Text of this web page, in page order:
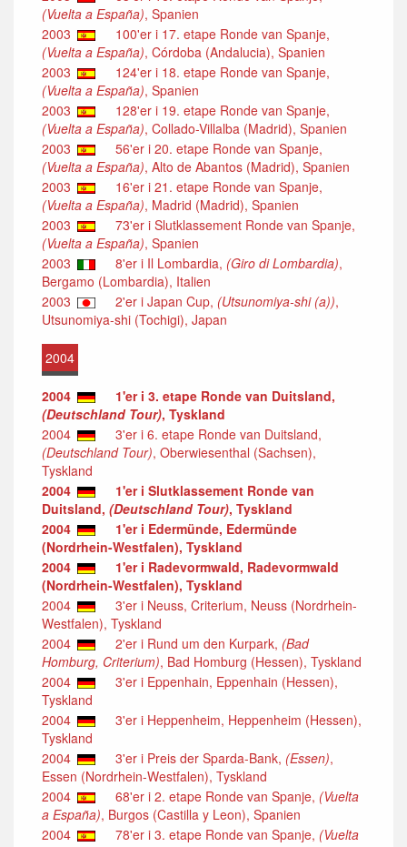
(Vuelta a España), Spanien
2003
100'er i 17. etape Ronde van Spanje,
(Vuelta a España), Córdoba (Andalucia), Spanien
2003
124'er i 18. etape Ronde van Spanje,
(Vuelta a España), Spanien
2003
128'er i 19. etape Ronde van Spanje,
(Vuelta a España), Collado-Villalba (Madrid), Spanien
2003
56'er i 20. etape Ronde van Spanje,
(Vuelta a España), Alto de Abantos (Madrid), Spanien
2003
16'er i 21. etape Ronde van Spanje,
(Vuelta a España), Madrid (Madrid), Spanien
2003
73'er i Slutklassement Ronde van Spanje,
(Vuelta a España), Spanien
2003
8'er i Il Lombardia, (Giro di Lombardia),
Bergamo (Lombardia), Italien
2003
2'er i Japan Cup, (Utsunomiya-shi (a)),
Utsunomiya-shi (Tochigi), Japan
2004
2004
1'er i 3. etape Ronde van Duitsland,
(Deutschland Tour), Tyskland
2004
3'er i 6. etape Ronde van Duitsland,
(Deutschland Tour), Oberwiesenthal (Sachsen),
Tyskland
2004
1'er i Slutklassement Ronde van
Duitsland, (Deutschland Tour), Tyskland
2004
1'er i Edermünde, Edermünde
(Nordrhein-Westfalen), Tyskland
2004
1'er i Radevormwald, Radevormwald
(Nordrhein-Westfalen), Tyskland
2004
3'er i Neuss, Criterium, Neuss (Nordrhein-
Westfalen), Tyskland
2004
2'er i Rund um den Kurpark, (Bad
Homburg, Criterium), Bad Homburg (Hessen), Tyskland
2004
3'er i Eppenhain, Eppenhain (Hessen),
Tyskland
2004
3'er i Heppenheim, Heppenheim (Hessen),
Tyskland
2004
3'er i Preis der Sparda-Bank, (Essen),
Essen (Nordrhein-Westfalen), Tyskland
2004
68'er i 2. etape Ronde van Spanje, (Vuelta
a España), Burgos (Castilla y Leon), Spanien
2004
78'er i 3. etape Ronde van Spanje, (Vuelta